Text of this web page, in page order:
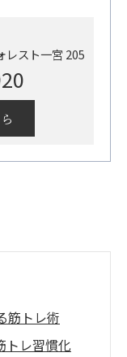
レスト一宮 205
筋トレ術
トレ習慣化